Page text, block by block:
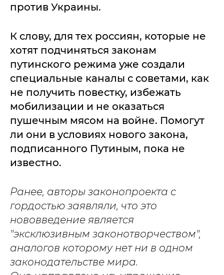
против Украины.
К слову, для тех россиян, которые не
хотят подчиняться законам
путинского режима уже создали
специальные каналы с советами, как
не получить повестку, избежать
мобилизации и не оказаться
пушечным мясом на войне. Помогут
ли они в условиях нового закона,
подписанного Путиным, пока не
известно.
Ранее, авторы законопроекта с
гордостью заявляли, что это
нововведение является
"эксклюзивным законотворчеством",
аналогов которому нет ни в одном
законодательстве мира.